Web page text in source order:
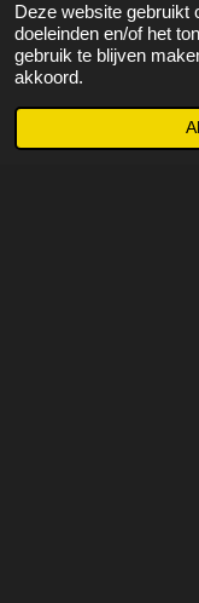
Deze website gebruikt
doeleinden en/of het
gebruik te blijven
akkoord.